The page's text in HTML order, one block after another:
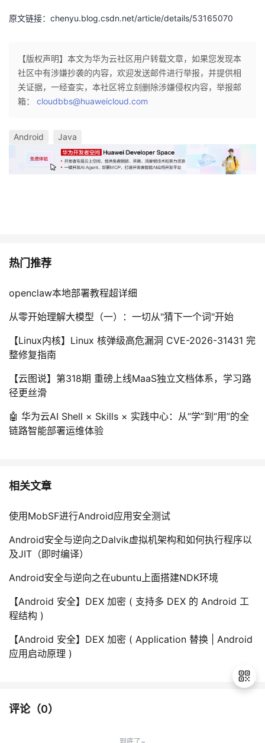
原文链接：chenyu.blog.csdn.net/article/details/53165070
【版权声明】本文为华为云社区用户转载文章，如果您发现本
社区中有涉嫌抄袭的内容，欢迎发送邮件进行举报，并提供相
关证据，一经查实，本社区将立刻删除涉嫌侵权内容，举报邮
箱： cloudbbs@huaweicloud.com
Android Java
热门推荐
openclaw本地部署教程超详细
从零开始理解大模型（一）：一切从"猜下一个词"开始
【Linux内核】Linux 核弹级高危漏洞 CVE-2026-31431 完
整修复指南
【云图说】第318期 重磅上线MaaS独立文档体系，学习路
径更丝滑
🤖 华为云AI Shell × Skills × 实践中心：从“学”到“用”的全
链路智能部署运维体验
相关文章
使用MobSF进行Android应用安全测试
Android安全与逆向之Dalvik虚拟机架构和如何执行程序以
及JIT（即时编译）
Android安全与逆向之在ubuntu上面搭建NDK环境
【Android 安全】DEX 加密 ( 支持多 DEX 的 Android 工
程结构 )
【Android 安全】DEX 加密 ( Application 替换 | Android
应用启动原理 )
评论（0）